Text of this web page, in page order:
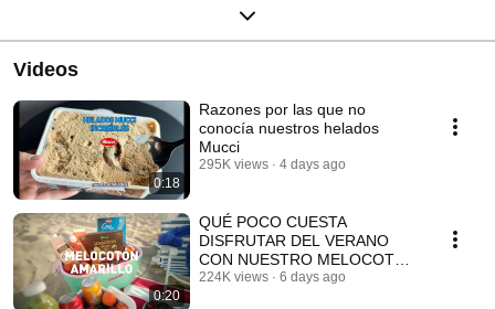
Videos
0:18
Razones por las que no
conocía nuestros helados
Mucci
295K views 4 days ago
0:20
QUÉ POCO CUESTA
DISFRUTAR DEL VERANO
CON NUESTRO MELOCOTÓN
AMARILLO
224K views 6 days ago